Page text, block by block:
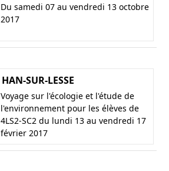
Du samedi 07 au vendredi 13 octobre
2017
HAN-SUR-LESSE
Voyage sur l'écologie et l'étude de
l'environnement pour les élèves de
4LS2-SC2 du lundi 13 au vendredi 17
février 2017